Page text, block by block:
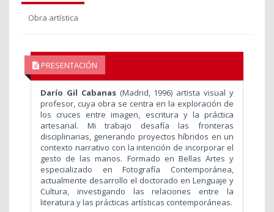
Obra artística
PRESENTACIÓN
Darío Gil Cabanas(Madrid, 1996) artista visual y
profesor, cuya obra se centra en la exploración de
los cruces entre imagen, escritura y la práctica
artesanal. Mi trabajo desafía las fronteras
disciplinarias, generando proyectos híbridos en un
contexto narrativo con la intención de incorporar el
gesto de las manos. Formado en Bellas Artes y
especializado en Fotografía Contemporánea,
actualmente desarrollo el doctorado en Lenguaje y
Cultura, investigando las relaciones entre la
literatura y las prácticas artísticas contemporáneas.